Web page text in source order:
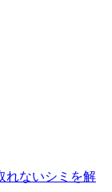
れないシミを解